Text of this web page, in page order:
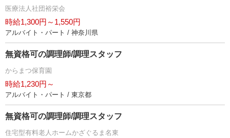
医療法人社団裕栄会
時給1,300円～1,550円
アルバイト・パート / 神奈川県
無資格可の調理師/調理スタッフ
からまつ保育園
時給1,230円～
アルバイト・パート / 東京都
無資格可の調理師/調理スタッフ
住宅型有料老人ホームかざぐるま名東